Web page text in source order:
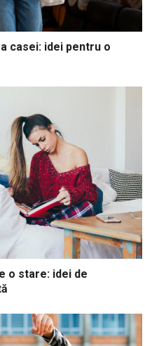
casei: idei pentru o
o stare: idei de